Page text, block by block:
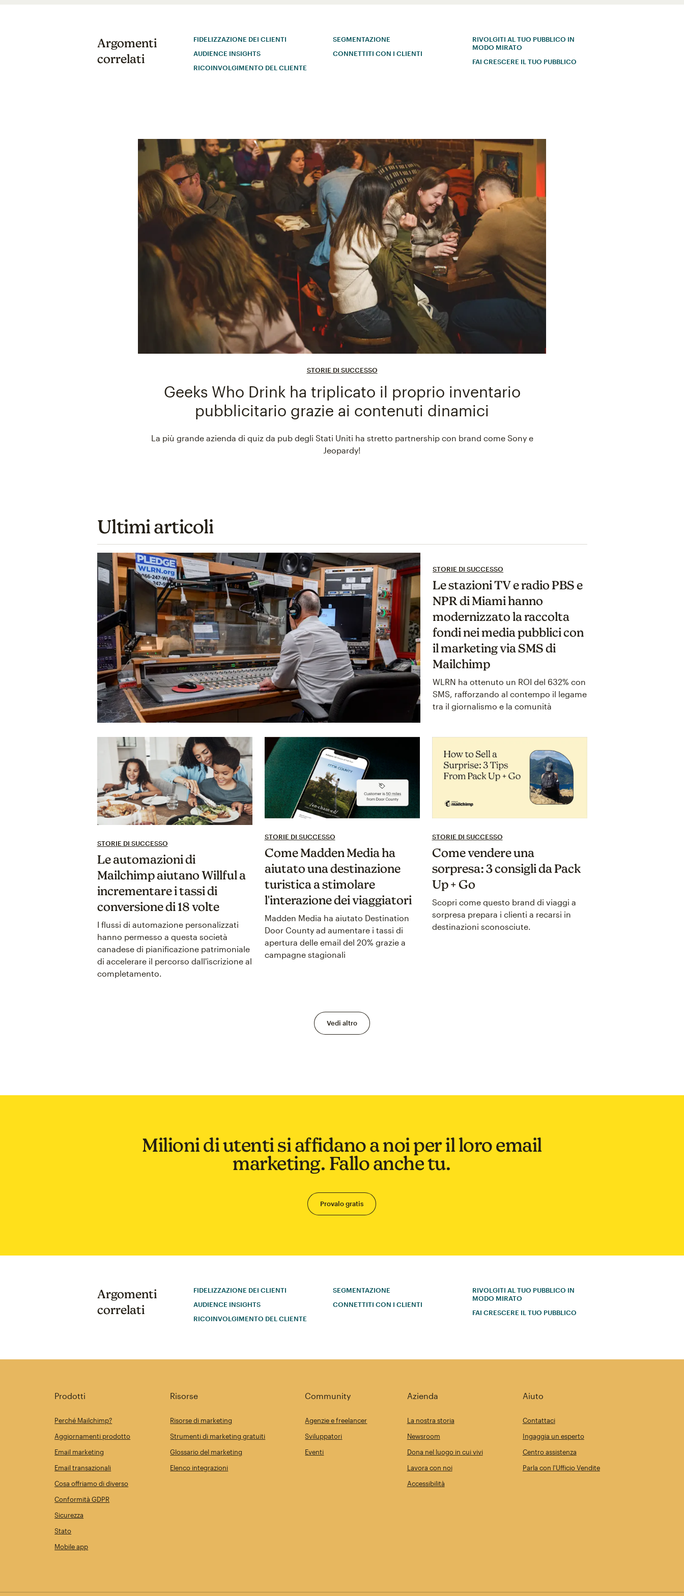
Argomenti
correlati
FIDELIZZAZIONE DEI CLIENTI
AUDIENCE INSIGHTS
RICOINVOLGIMENTO DEL CLIENTE
SEGMENTAZIONE
CONNETTITI CON I CLIENTI
RIVOLGITI AL TUO PUBBLICO IN
MODO MIRATO
FAI CRESCERE IL TUO PUBBLICO
STORIE DI SUCCESSO
Geeks Who Drink ha triplicato il proprio inventario
pubblicitario grazie ai contenuti dinamici
La più grande azienda di quiz da pub degli Stati Uniti ha stretto partnership con brand come Sony e
Jeopardy!
Ultimi articoli
STORIE DI SUCCESSO
Le stazioni TV e radio PBS e
NPR di Miami hanno
modernizzato la raccolta
fondi nei media pubblici con
il marketing via SMS di
Mailchimp
WLRN ha ottenuto un ROI del 632% con
SMS, rafforzando al contempo il legame
tra il giornalismo e la comunità
STORIE DI SUCCESSO
Le automazioni di
Mailchimp aiutano Willful a
incrementare i tassi di
conversione di 18 volte
I flussi di automazione personalizzati
hanno permesso a questa società
canadese di pianificazione patrimoniale
di accelerare il percorso dall'iscrizione al
completamento.
STORIE DI SUCCESSO
Come Madden Media ha
aiutato una destinazione
turistica a stimolare
l'interazione dei viaggiatori
Madden Media ha aiutato Destination
Door County ad aumentare i tassi di
apertura delle email del 20% grazie a
campagne stagionali
STORIE DI SUCCESSO
Come vendere una
sorpresa: 3 consigli da Pack
Up + Go
Scopri come questo brand di viaggi a
sorpresa prepara i clienti a recarsi in
destinazioni sconosciute.
Vedi altro
Milioni di utenti si affidano a noi per il loro email
marketing. Fallo anche tu.
Provalo gratis
Argomenti
correlati
FIDELIZZAZIONE DEI CLIENTI
AUDIENCE INSIGHTS
RICOINVOLGIMENTO DEL CLIENTE
SEGMENTAZIONE
CONNETTITI CON I CLIENTI
RIVOLGITI AL TUO PUBBLICO IN
MODO MIRATO
FAI CRESCERE IL TUO PUBBLICO
Prodotti
Perché Mailchimp?
Aggiornamenti prodotto
Email marketing
Email transazionali
Cosa offriamo di diverso
Conformità GDPR
Sicurezza
Stato
Mobile app
Risorse
Risorse di marketing
Strumenti di marketing gratuiti
Glossario del marketing
Elenco integrazioni
Community
Agenzie e freelancer
Sviluppatori
Eventi
Azienda
La nostra storia
Newsroom
Dona nel luogo in cui vivi
Lavora con noi
Accessibilità
Aiuto
Contattaci
Ingaggia un esperto
Centro assistenza
Parla con l'Ufficio Vendite